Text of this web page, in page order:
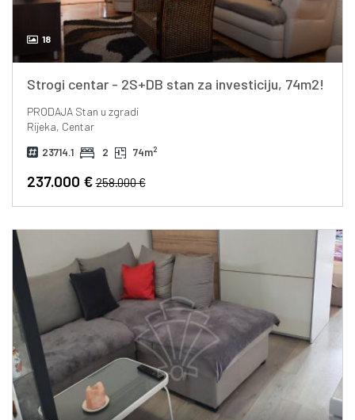
18
Strogi centar - 2S+DB stan za investiciju, 74m2!
PRODAJAStan u zgradi
Rijeka, Centar
23714.1 2 74m2
237.000 €258.000 €